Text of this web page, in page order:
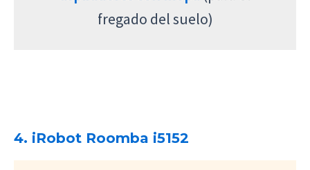
fregado del suelo)
4. iRobot Roomba i5152